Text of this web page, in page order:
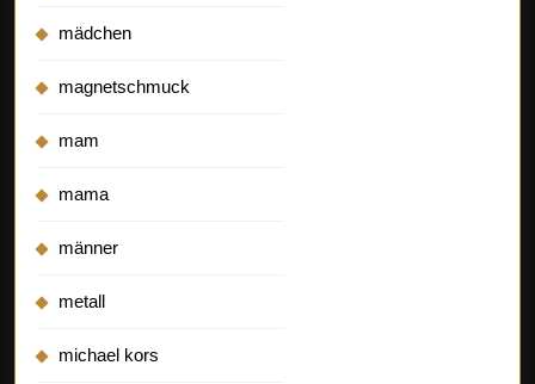
mädchen
magnetschmuck
mam
mama
männer
metall
michael kors